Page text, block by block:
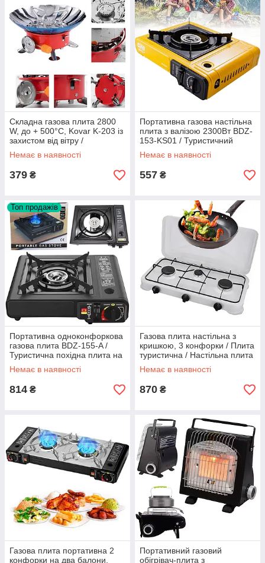
Складна газова плита 2800
W, до + 500°С, Kovar K-203 із
захистом від вітру /
Туристичний газовий пальник
Немає в наявності
379 ₴
Портативна газова настільна
плита з валізою 2300Вт BDZ-
153-KS01 / Туристичний
пальник / Газова плитка
Немає в наявності
557 ₴
Топ продажів
Портативна одноконфоркова
газова плита BDZ-155-A /
Туристична похідна плита на
1 конфорку
Немає в наявності
814 ₴
Газова плита настільна з
кришкою, 3 конфорки / Плита
туристична / Настільна плита
газова / Таганок
Немає в наявності
870 ₴
Газова плита портативна 2
конфорки на два балони,
Портативний газовий
обігрівач-плита з